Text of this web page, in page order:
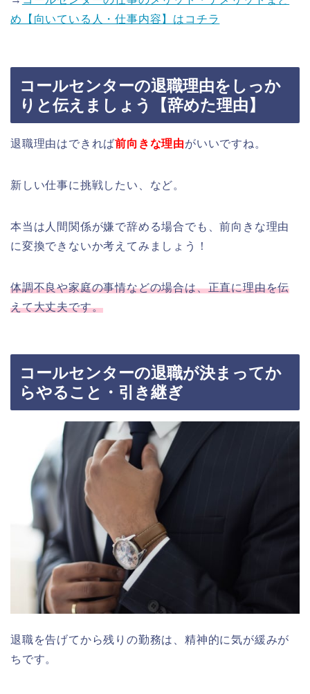
め【向いている人・仕事内容】はコチラ
コールセンターの退職理由をしっか
りと伝えましょう【辞めた理由】
退職理由はできれば前向きな理由がいいですね。
新しい仕事に挑戦したい、など。
本当は人間関係が嫌で辞める場合でも、前向きな理由
に変換できないか考えてみましょう！
体調不良や家庭の事情などの場合は、正直に理由を伝
えて大丈夫です。
コールセンターの退職が決まってか
らやること・引き継ぎ
退職を告げてから残りの勤務は、精神的に気が緩みが
ちです。